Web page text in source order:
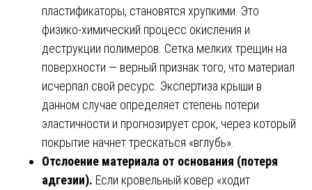
пластификаторы, становятся хрупкими. Это
физико-химический процесс окисления и
деструкции полимеров. Сетка мелких трещин на
поверхности — верный признак того, что материал
исчерпал свой ресурс. Экспертиза крыши в
данном случае определяет степень потери
эластичности и прогнозирует срок, через который
покрытие начнет трескаться «вглубь».
Отслоение материала от основания (потеря
адгезии). Если кровельный ковер «ходит